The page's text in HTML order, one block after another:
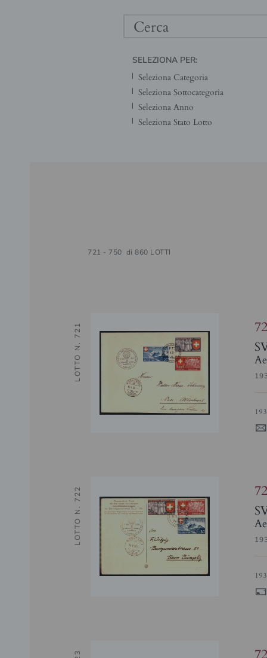
SELEZIONA PER:
721 - 750 di 860 LOTTI
4
LOTTO N. 721
%
LOTTO N. 722